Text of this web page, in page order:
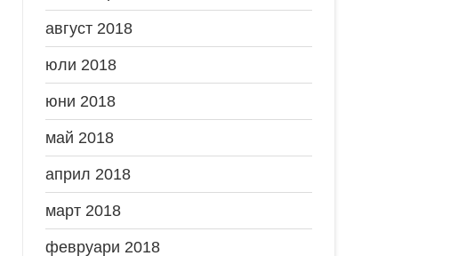
август 2018
юли 2018
юни 2018
май 2018
април 2018
март 2018
февруари 2018